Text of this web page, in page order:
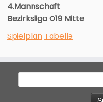
4.Mannschaft
Bezirksliga O19 Mitte
Spielplan Tabelle
Suche